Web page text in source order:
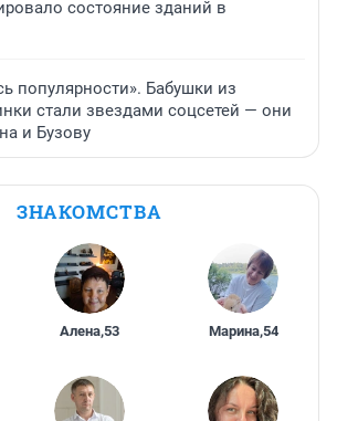
состояние зданий в
популярности». Бабушки из
стали звездами соцсетей — они
и Бузову
ЗНАКОМСТВА
Алена,53 Марина,54